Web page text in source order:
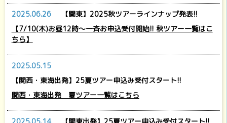
2025.06.26
【関東】2025秋ツアーラインナップ発表!!
【7/10(木)お昼12時～一斉お申込受付開始!! 秋ツアー一覧はこ
ちら】
2025.05.15
【関西・東海出発】25夏ツアー申込み受付スタート!!
関西・東海出発 夏ツアー一覧はこちら